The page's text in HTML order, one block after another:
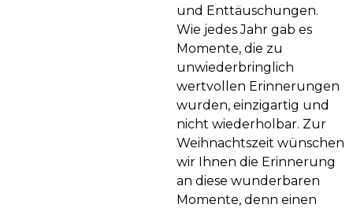
und Enttäuschungen.
Wie jedes Jahr gab es
Momente, die zu
unwiederbringlich
wertvollen Erinnerungen
wurden, einzigartig und
nicht wiederholbar. Zur
Weihnachtszeit wünschen
wir Ihnen die Erinnerung
an diese wunderbaren
Momente, denn einen